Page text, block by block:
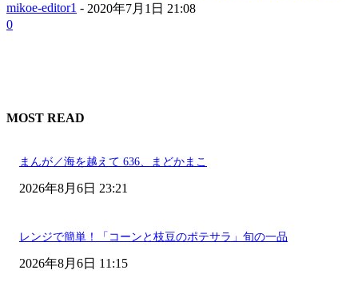
mikoe-editor1 - 2020年7月1日 21:08
0
MOST READ
まんが／海を越えて 636、まどかまこ
2026年8月6日 23:21
レンジで簡単！「コーンと枝豆のポテサラ」旬の一品
2026年8月6日 11:15